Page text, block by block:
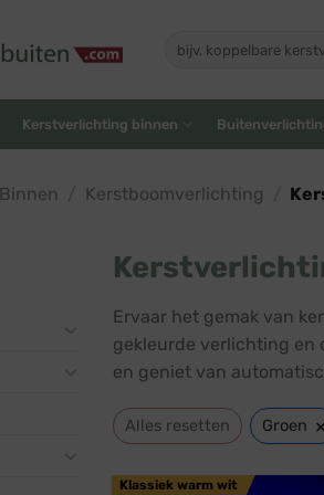
naar:
Kerstverlichting binnen
Binnen Kerstboomverlichting
Ervaar het gemak van
gekleurde verlichting en
en geniet van
Alles resetten Groen ×
Klassiek warm wit